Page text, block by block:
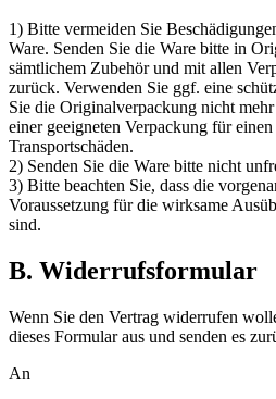
1) Bitte vermeiden Sie
Ware. Senden Sie die Ware bitte in
sämtlichem Zubehör und mit allen
zurück. Verwenden Sie ggf. eine
Sie die Originalverpackung nicht
einer geeigneten Verpackung für
Transportschäden.
2) Senden Sie die Ware bitte nicht
3) Bitte beachten Sie, dass die
Voraussetzung für die wirksame
sind.
B. Widerrufsformular
Wenn Sie den Vertrag widerrufen
dieses Formular aus und senden es
An